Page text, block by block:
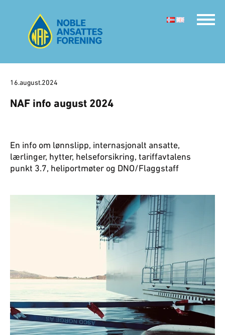
16.august.2024
NAF info august 2024
En info om lønnslipp, internasjonalt ansatte,
lærlinger, hytter, helseforsikring, tariffavtalens
punkt 3.7, heliportmøter og DNO/Flaggstaff